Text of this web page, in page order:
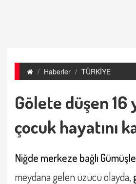
Haberler TÜRKİYE
Gölete düşen 16
çocuk hayatını
Niğde merkeze bağlı
meydana gelen üzücü olayda,